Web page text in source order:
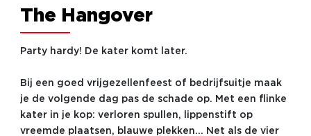
The Hangover
Party hardy! De kater komt later.
Bij een goed vrijgezellenfeest of bedrijfsuitje maak
je de volgende dag pas de schade op. Met een flinke
kater in je kop: verloren spullen, lippenstift op
vreemde plaatsen, blauwe plekken... Net als de vier